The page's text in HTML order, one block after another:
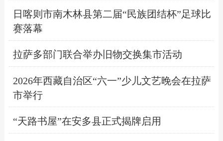
日喀则市南木林县第二届“民族团结杯”足球比
赛落幕
拉萨多部门联合举办旧物交换集市活动
2026年西藏自治区“六一”少儿文艺晚会在拉萨
市举行
“天路书屋”在安多县正式揭牌启用